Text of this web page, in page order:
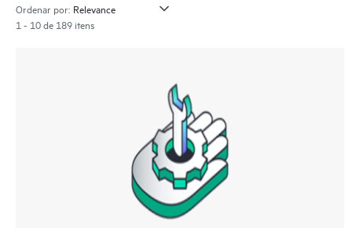
Ordenar por:
1 - 10 de 189 itens